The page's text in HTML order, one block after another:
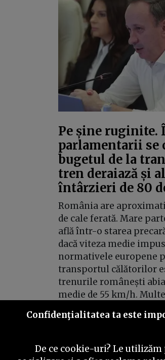
Pe șine ruginite.
parlamentarii se
bugetul de la
tren deraiază și
întârzieri de 80
România are
de cale ferată. Mare
află într-o starea
dacă viteza medie
normativele europene
transportul călătorilor
trenurile românești
medie de 55 km/h.
Confidenţialitatea ta este
De ce cookie-uri? Le